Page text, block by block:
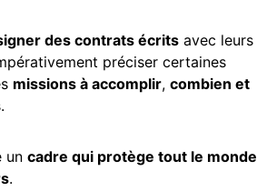
des contrats écrits avec leurs
préciser certaines
missions à accomplir, combien et
un cadre qui protège tout le monde
.